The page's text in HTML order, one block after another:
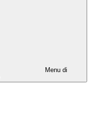
Menu di